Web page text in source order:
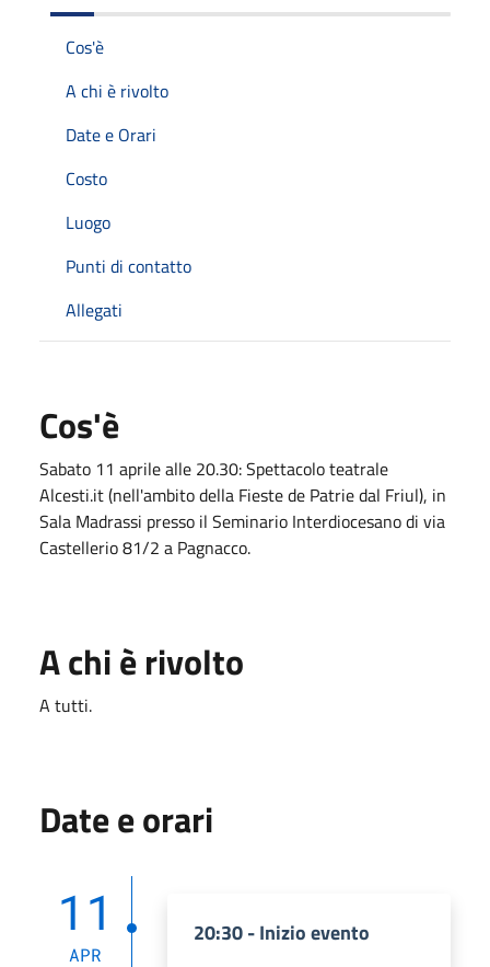
Cos'è
A chi è rivolto
Date e Orari
Costo
Luogo
Punti di contatto
Allegati
Cos'è
Sabato 11 aprile alle 20.30: Spettacolo teatrale
Alcesti.it (nell'ambito della Fieste de Patrie dal Friul), in
Sala Madrassi presso il Seminario Interdiocesano di via
Castellerio 81/2 a Pagnacco.
A chi è rivolto
A tutti.
Date e orari
11
APR
20:30 - Inizio evento